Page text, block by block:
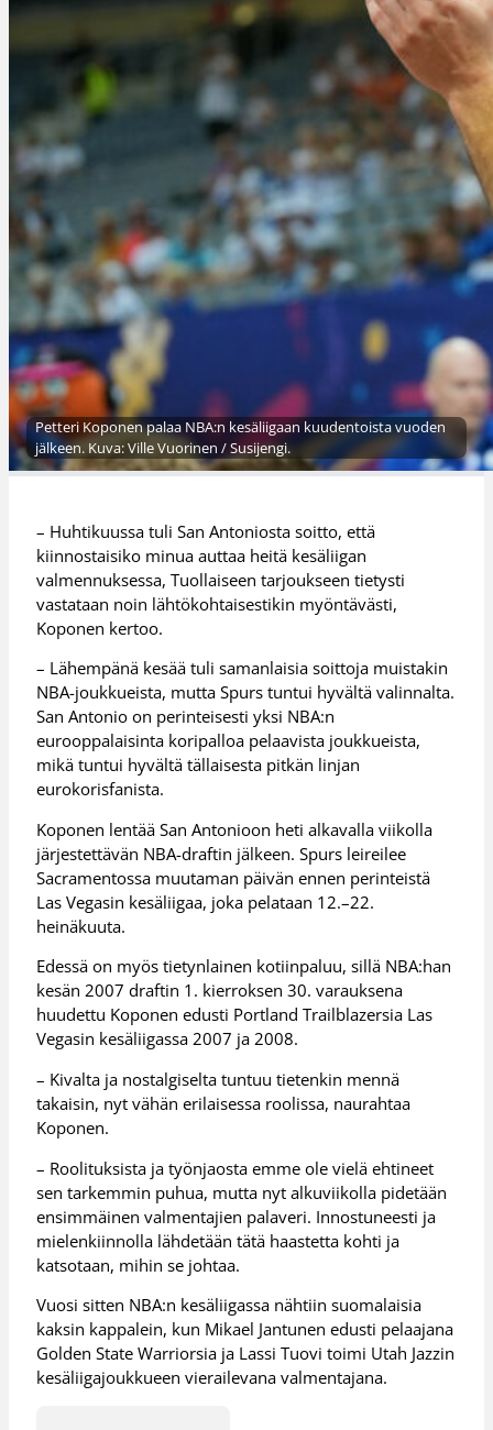
Petteri Koponen palaa NBA:n kesäliigaan kuudentoista vuoden
jälkeen. Kuva: Ville Vuorinen / Susijengi.
– Huhtikuussa tuli San Antoniosta soitto, että
kiinnostaisiko minua auttaa heitä kesäliigan
valmennuksessa, Tuollaiseen tarjoukseen tietysti
vastataan noin lähtökohtaisestikin myöntävästi,
Koponen kertoo.
– Lähempänä kesää tuli samanlaisia soittoja muistakin
NBA-joukkueista, mutta Spurs tuntui hyvältä valinnalta.
San Antonio on perinteisesti yksi NBA:n
eurooppalaisinta koripalloa pelaavista joukkueista,
mikä tuntui hyvältä tällaisesta pitkän linjan
eurokorisfanista.
Koponen lentää San Antonioon heti alkavalla viikolla
järjestettävän NBA-draftin jälkeen. Spurs leireilee
Sacramentossa muutaman päivän ennen perinteistä
Las Vegasin kesäliigaa, joka pelataan 12.–22.
heinäkuuta.
Edessä on myös tietynlainen kotiinpaluu, sillä NBA:han
kesän 2007 draftin 1. kierroksen 30. varauksena
huudettu Koponen edusti Portland Trailblazersia Las
Vegasin kesäliigassa 2007 ja 2008.
– Kivalta ja nostalgiselta tuntuu tietenkin mennä
takaisin, nyt vähän erilaisessa roolissa, naurahtaa
Koponen.
– Roolituksista ja työnjaosta emme ole vielä ehtineet
sen tarkemmin puhua, mutta nyt alkuviikolla pidetään
ensimmäinen valmentajien palaveri. Innostuneesti ja
mielenkiinnolla lähdetään tätä haastetta kohti ja
katsotaan, mihin se johtaa.
Vuosi sitten NBA:n kesäliigassa nähtiin suomalaisia
kaksin kappalein, kun Mikael Jantunen edusti pelaajana
Golden State Warriorsia ja Lassi Tuovi toimi Utah Jazzin
kesäliigajoukkueen vierailevana valmentajana.